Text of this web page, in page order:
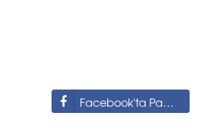
Facebook'ta Paylaş